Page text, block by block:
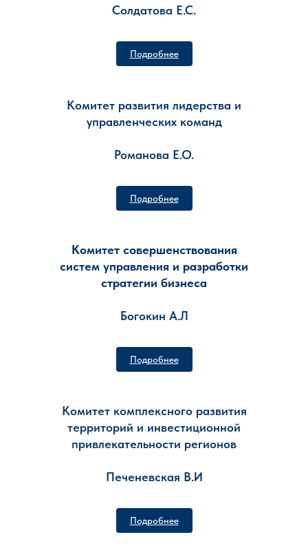
Солдатова Е.С.
Подробнее
Комитет развития лидерства и
управленческих команд
Романова Е.О.
Подробнее
Комитет совершенствования
систем управления и разработки
стратегии бизнеса
Богокин А.Л
Подробнее
Комитет комплексного развития
территорий и инвестиционной
привлекательности регионов
Печеневская В.И
Подробнее